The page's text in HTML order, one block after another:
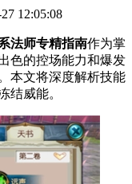
12:05:08
法师专精指南作为掌
色的控场能力和爆发
本文将深度解析技能
结威能。